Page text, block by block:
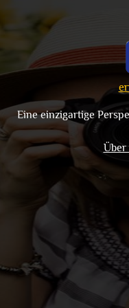
Eine einzigartige
Über